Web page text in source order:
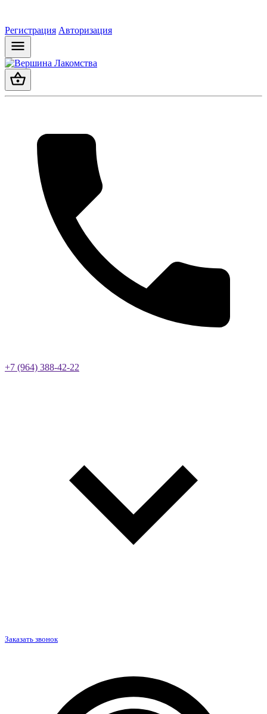
Регистрация Авторизация
+7 (964) 388-42-22
Заказать звонок